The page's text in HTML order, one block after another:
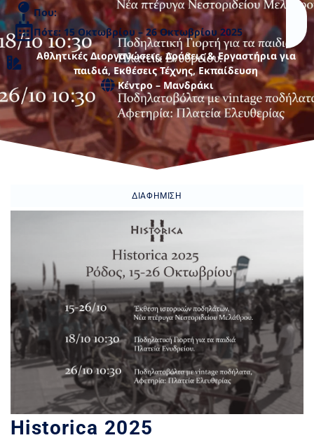
Που:
Πότε: 15 Οκτωβρίου – 26 Οκτωβρίου 2025
Αθλητικές Διοργανώσεις,Δράσεις & Εργαστήρια για
παιδιά,Εκθέσεις Τέχνης,Εκπαίδευση
Κέντρο – Μανδράκι
ΔΙΑΦΉΜΙΣΗ
Historica 2025